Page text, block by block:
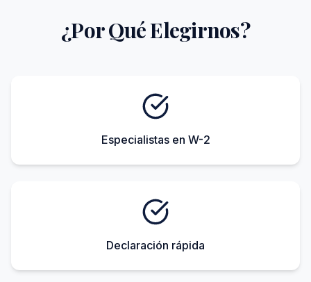
¿Por Qué Elegirnos?
Especialistas en W-2
Declaración rápida